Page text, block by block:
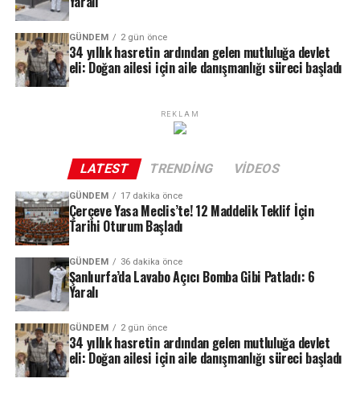
Yaralılar Hastaneye Kaldırıldı
Patlama sonucu vücutlarının çeşitli yerlerinde yanıklar
oluşan 6 kişi, olay yerine sevk edilen sağlık ekipleri
tarafından ambulansla Şanlıurfa kent merkezindeki
hastanelere kaldırıldı. Yaralıların sağlık durumlarına
ilişkin henüz resmi bir açıklama yapılmazken,
Olay Yerinde İnceleme
Patlamanın ardından bölgeye polis ve AFAD ekipleri
sevk edildi. Ekipler olay yerinde detaylı inceleme
başlatarak patlamanın kesin nedeni ve olası ihmaller
konusunda soruşturma başlattı.
Lavabo Açıcılar Ne Kadar Tehlikeli?
Bu tür kimyasal açıcılar, güçlü asit veya baz içerikleriyle
tıkanıklıkları çözmek için tasarlanmıştır. Ancak üzerine
GÜNDEM 2 gün önce
34 yıllık hasretin ardından gelen mutluluğa devlet
eli: Doğan ailesi için aile danışmanlığı süreci başladı
REKLAM
LATEST TRENDING VIDEOS
GÜNDEM 17 dakika önce
Çerçeve Yasa Meclis’te! 12 Maddelik Teklif İçin
Tarihi Oturum Başladı
GÜNDEM 36 dakika önce
Şanlıurfa’da Lavabo Açıcı Bomba Gibi Patladı: 6
Yaralı
GÜNDEM 2 gün önce
34 yıllık hasretin ardından gelen mutluluğa devlet
eli: Doğan ailesi için aile danışmanlığı süreci başladı